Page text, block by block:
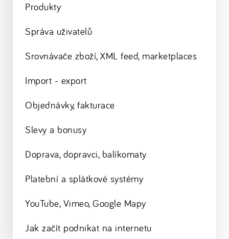
Produkty
Správa uživatelů
Srovnávače zboží, XML feed, marketplaces
Import - export
Objednávky, fakturace
Slevy a bonusy
Doprava, dopravci, balíkomaty
Platební a splátkové systémy
YouTube, Vimeo, Google Mapy
Jak začít podnikat na internetu